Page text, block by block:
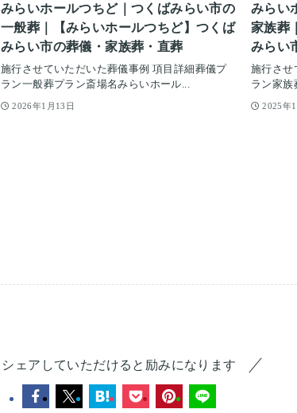
みらいホールつちど｜つくばみらい市の
一般葬｜【みらいホールつちど】つくば
みらい市の葬儀・家族葬・直葬
施行させていただいた葬儀事例 項目詳細葬儀プ
ラン一般葬プラン斎場名みらいホール...
2026年1月13日
みらい
家族葬
みらい
施行させ
ラン家族
2025年
シェアしていただけると励みになります